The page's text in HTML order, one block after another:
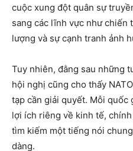
cuộc xung đột quân sự
sang các lĩnh vực như chiến
lượng và sự cạnh tranh ảnh
Tuy nhiên, đằng sau những
hội nghị cũng cho thấy
tạp cần giải quyết. Mỗi quốc
lợi ích riêng về kinh tế,
tìm kiếm một tiếng nói
dàng.